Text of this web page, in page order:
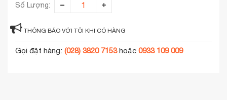
Số Lượng:
THÔNG BÁO VỚI TÔI KHI CÓ HÀNG
Gọi đặt hàng: (028) 3820 7153hoặc 0933 109 009